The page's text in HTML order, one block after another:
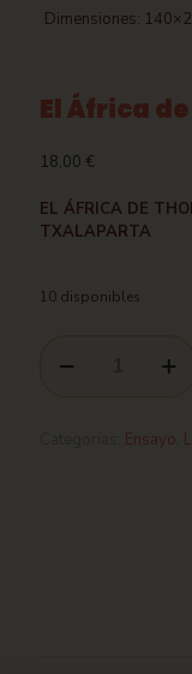
Dimensiones:
El África
18,00 €
EL ÁFRICA DE
TXALAPARTA
10 disponibles
Ensayo